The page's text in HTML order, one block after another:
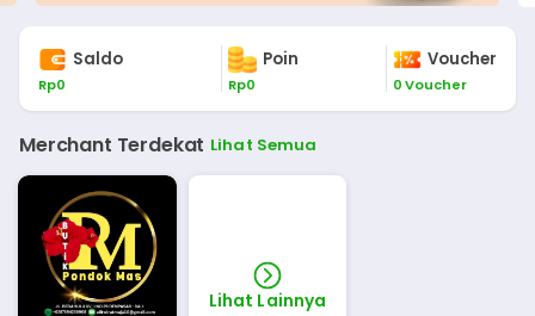
Saldo
Rp0
Poin
Rp0
Voucher
0 Voucher
Merchant Terdekat Lihat Semua
Lihat Lainnya